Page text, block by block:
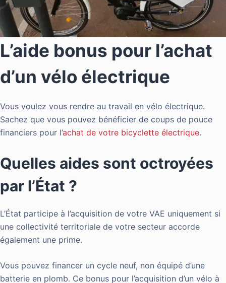
L’aide bonus pour l’achat
d’un vélo électrique
Vous voulez vous rendre au travail en vélo électrique.
Sachez que vous pouvez bénéficier de coups de pouce
financiers pour l’achat de votre bicyclette électrique.
Quelles aides sont octroyées
par l’État ?
L’État participe à l’acquisition de votre VAE uniquement si
une collectivité territoriale de votre secteur accorde
également une prime.
Vous pouvez financer un cycle neuf, non équipé d’une
batterie en plomb. Ce bonus pour l’acquisition d’un vélo à